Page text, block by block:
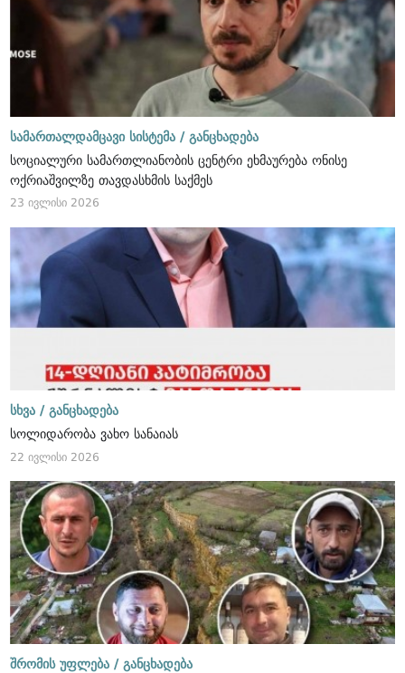
სამართალდამცავი სისტემა / განცხადება
სოციალური სამართლიანობის ცენტრი ეხმაურება ონისე
ოქრიაშვილზე თავდასხმის საქმეს
23 ივლისი 2026
სხვა / განცხადება
სოლიდარობა ვახო სანაიას
22 ივლისი 2026
შრომის უფლება / განცხადება